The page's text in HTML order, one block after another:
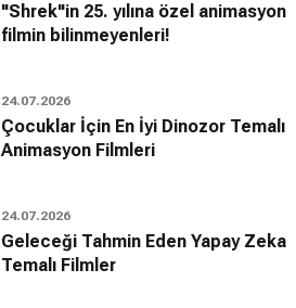
"Shrek"in 25. yılına özel animasyon
filmin bilinmeyenleri!
24.07.2026
Çocuklar İçin En İyi Dinozor Temalı
Animasyon Filmleri
24.07.2026
Geleceği Tahmin Eden Yapay Zeka
Temalı Filmler